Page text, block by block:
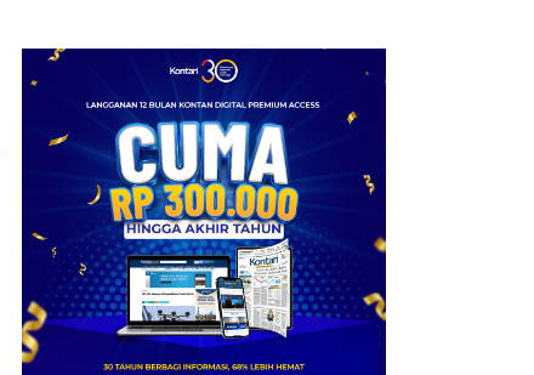
Rekomendasi Sahamnya
Investor RI Tembus 30
Juta SID, Volume
Transaksi Saham
Melonjak 32,98%